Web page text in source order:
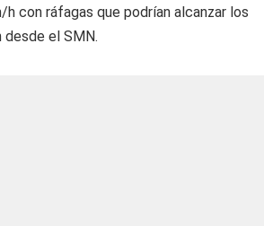
con ráfagas que podrían alcanzar los
desde el SMN.